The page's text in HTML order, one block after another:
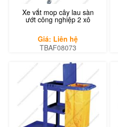
Xe vắt mop cây lau sàn
ướt công nghiệp 2 xô
Giá: Liên hệ
TBAF08073